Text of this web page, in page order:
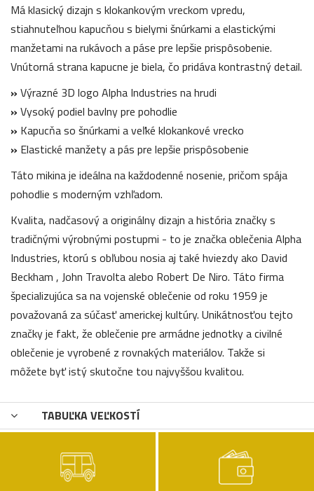
Má klasický dizajn s klokankovým vreckom vpredu,
stiahnuteľnou kapucňou s bielymi šnúrkami a elastickými
manžetami na rukávoch a páse pre lepšie prispôsobenie.
Vnútorná strana kapucne je biela, čo pridáva kontrastný detail.
» Výrazné 3D logo Alpha Industries na hrudi
» Vysoký podiel bavlny pre pohodlie
» Kapucňa so šnúrkami a veľké klokankové vrecko
» Elastické manžety a pás pre lepšie prispôsobenie
Táto mikina je ideálna na každodenné nosenie, pričom spája
pohodlie s moderným vzhľadom.
Kvalita, nadčasový a originálny dizajn a história značky s
tradičnými výrobnými postupmi - to je značka oblečenia Alpha
Industries, ktorú s obľubou nosia aj také hviezdy ako David
Beckham , John Travolta alebo Robert De Niro. Táto firma
špecializujúca sa na vojenské oblečenie od roku 1959 je
považovaná za súčasť americkej kultúry. Unikátnosťou tejto
značky je fakt, že oblečenie pre armádne jednotky a civilné
oblečenie je vyrobené z rovnakých materiálov. Takže si
môžete byť istý skutočne tou najvyššou kvalitou.
TABUĽKA VEĽKOSTÍ